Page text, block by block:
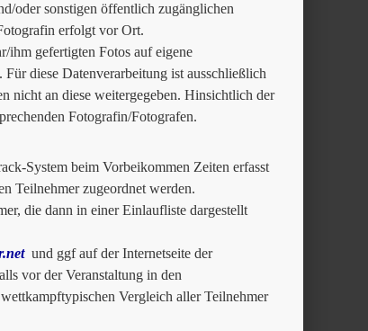
oder sonstigen öffentlich zugänglichen
erfolgt vor Ort.
ihm gefertigten Fotos auf eigene
diese Datenverarbeitung ist ausschließlich
nicht an diese weitergegeben. Hinsichtlich der
Fotografin/Fotografen.
System beim Vorbeikommen Zeiten erfasst
Teilnehmer zugeordnet werden.
die dann in einer Einlaufliste dargestellt
und ggf auf der Internetseite der
vor der Veranstaltung in den
Vergleich aller Teilnehmer